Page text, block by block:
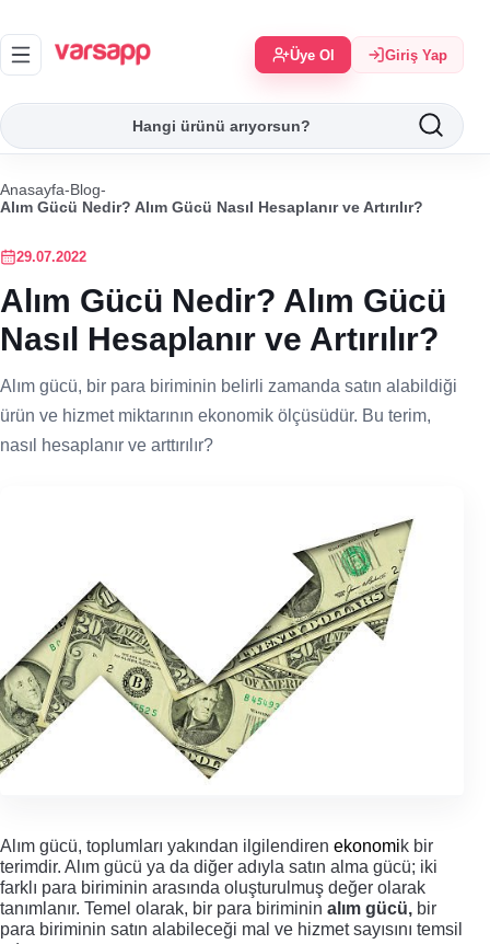
Üye Ol Giriş Yap
Anasayfa-Blog-
Alım Gücü Nedir? Alım Gücü Nasıl Hesaplanır ve Artırılır?
29.07.2022
Alım Gücü Nedir? Alım Gücü
Nasıl Hesaplanır ve Artırılır?
Alım gücü, bir para biriminin belirli zamanda satın alabildiği
ürün ve hizmet miktarının ekonomik ölçüsüdür. Bu terim,
nasıl hesaplanır ve arttırılır?
Alım gücü, toplumları yakından ilgilendiren ekonomik bir
terimdir. Alım gücü ya da diğer adıyla satın alma gücü; iki
farklı para biriminin arasında oluşturulmuş değer olarak
tanımlanır. Temel olarak, bir para biriminin alım gücü, bir
para biriminin satın alabileceği mal ve hizmet sayısını temsil